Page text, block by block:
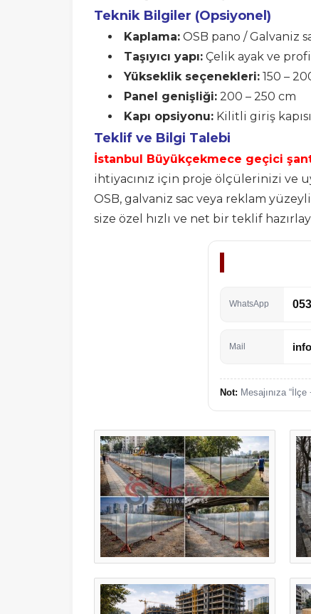
Teknik Bilgiler (Opsiyonel)
Kaplama: OSB pano / Galvaniz
Taşıyıcı yapı: Çelik ayak ve
Yükseklik seçenekleri: 150 –
Panel genişliği: 200 – 250 cm
Kapı opsiyonu: Kilitli giriş kapısı
Teklif ve Bilgi Talebi
İstanbul Büyükçekmece geçici
ihtiyacınız için proje ölçülerinizi ve
OSB, galvaniz sac veya reklam
size özel hızlı ve net bir teklif
WhatsApp
Mail
Not: Mesajınıza